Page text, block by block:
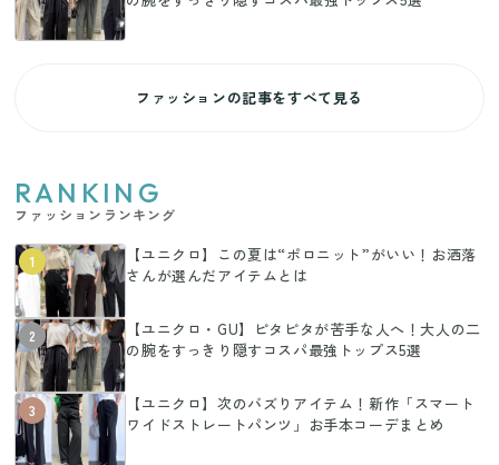
ファッションの記事をすべて見る
RANKING
ファッションランキング
1
【ユニクロ】この夏は“ポロニット”がいい！お洒落
さんが選んだアイテムとは
2
【ユニクロ・GU】ピタピタが苦手な人へ！大人の二
の腕をすっきり隠すコスパ最強トップス5選
3
【ユニクロ】次のバズりアイテム！新作「スマート
ワイドストレートパンツ」お手本コーデまとめ